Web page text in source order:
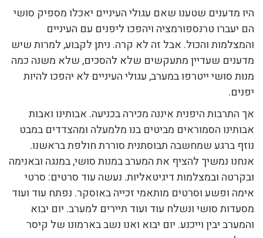
היו מדענים שטענו שאם עגולי העיניים יאכלו מספיק סושי
הם יעברו טרנספורמציה ויהפכו ליפנים עם העיניים
והמצלמות והכול. אבל זה לא קרה. ניתן לקבוע, למרות שיש
מדענים שעדיין מתעקשים שלא להסכים, שלא משנה כמה
מנות סושי ייטרפו במערב, עגולי העיניים לא יהפכו להיות
יפנים.
אך התרבות היפנית איננה מכירה בכניעה. אבותינו ואבות
אבותינו הסמוראים מביטים בנו מלמעלה ומהצדדים במבט
נוזף ברגע שמחשבה תבוסתנית סוררת חולפת בראשנו.
אנחנו נמשיך להציף את המערב במנות סושי, במנגה ובאנימה
ובקרטה ובמצלמות דיגיטאליות. נעשה עוד סרטים: סרטי
אימה ופשע וסרטים מותאמי זכייה באוסקר. נפתח עוד ועוד
מסעדות סושי ונשלח עוד ועוד תיירים למערב. יום יבוא
והמערב יבין וייכנע. יום יבוא ואנו נשב בארמונו של קיסר